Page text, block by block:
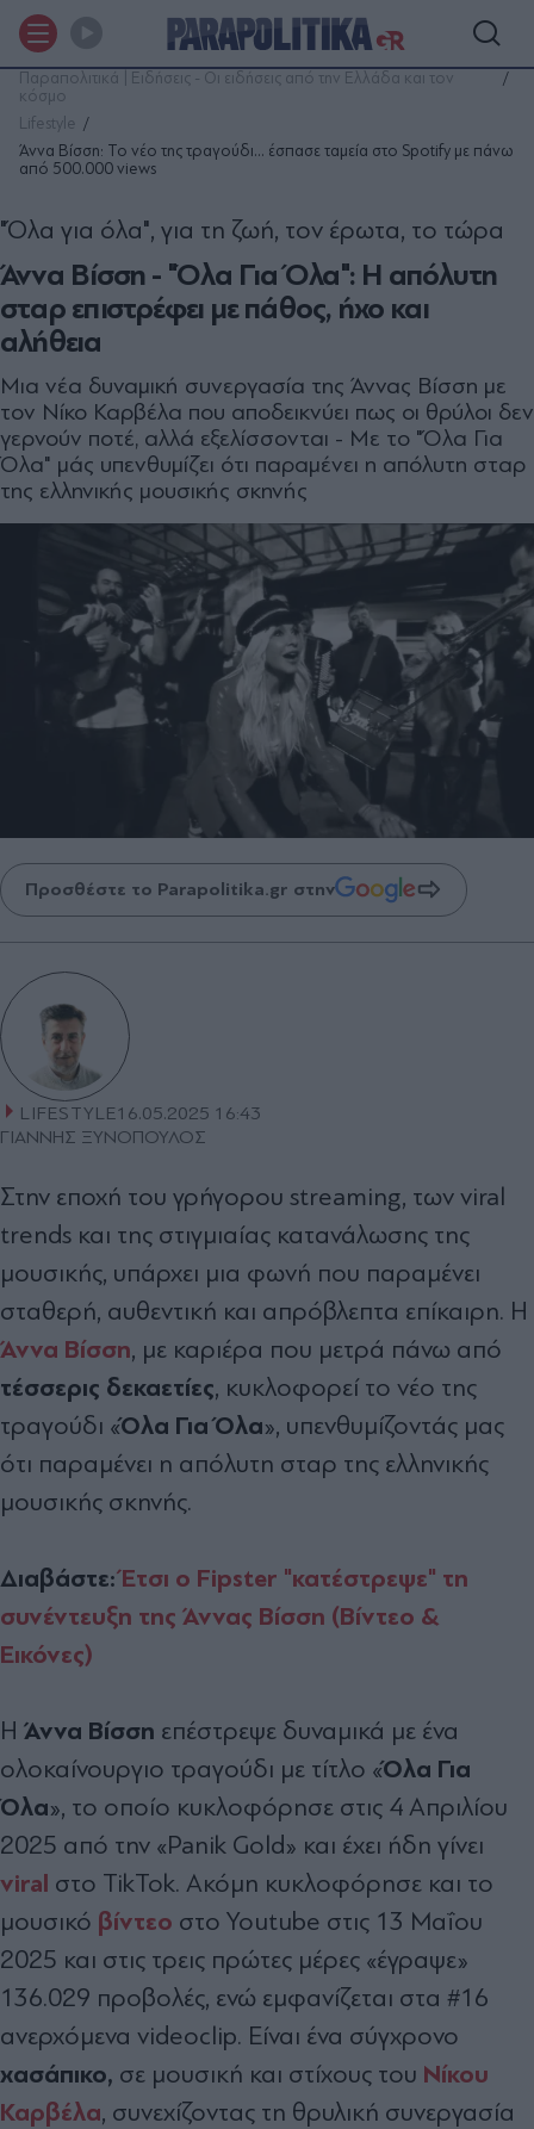
Παραπολιτικά | Ειδήσεις - Οι ειδήσεις από την Ελλάδα και τον
κόσμο
Lifestyle
Άννα Βίσση: Το νέο της τραγούδι... έσπασε ταμεία στο Spotify με πάνω
από 500.000 views
Άννα Βίσση - "Όλα Για Όλα": Η απόλυτη
σταρ επιστρέφει με πάθος, ήχο και
αλήθεια
"Όλα για όλα", για τη ζωή, τον έρωτα, το τώρα
Μια νέα δυναμική συνεργασία της Άννας Βίσση με
τον Νίκο Καρβέλα που αποδεικνύει πως οι θρύλοι δεν
γερνούν ποτέ, αλλά εξελίσσονται - Με το "Όλα Για
Όλα" μάς υπενθυμίζει ότι παραμένει η απόλυτη σταρ
της ελληνικής μουσικής σκηνής
Προσθέστε το Parapolitika.gr στην
LIFESTYLE16.05.2025 16:43
ΓΙΑΝΝΗΣ ΞΥΝΟΠΟΥΛΟΣ
Στην εποχή του γρήγορου streaming, των viral
trends και της στιγμιαίας κατανάλωσης της
μουσικής, υπάρχει μια φωνή που παραμένει
σταθερή, αυθεντική και απρόβλεπτα επίκαιρη. Η
Άννα Βίσση, με καριέρα που μετρά πάνω από
τέσσερις δεκαετίες, κυκλοφορεί το νέο της
τραγούδι «Όλα Για Όλα», υπενθυμίζοντάς μας
ότι παραμένει η απόλυτη σταρ της ελληνικής
μουσικής σκηνής.
Διαβάστε:Έτσι ο Fipster "κατέστρεψε" τη
συνέντευξη της Άννας Βίσση (Βίντεο &
Εικόνες)
Η Άννα Βίσση επέστρεψε δυναμικά με ένα
ολοκαίνουργιο τραγούδι με τίτλο «Όλα Για
Όλα», το οποίο κυκλοφόρησε στις 4 Απριλίου
2025 από την «Panik Gold» και έχει ήδη γίνει
viral στο TikTok. Ακόμη κυκλοφόρησε και το
μουσικό βίντεο στο Youtube στις 13 Μαΐου
2025 και στις τρεις πρώτες μέρες «έγραψε»
136.029 προβολές, ενώ εμφανίζεται στα #16
ανερχόμενα videoclip. Είναι ένα σύγχρονο
χασάπικο, σε μουσική και στίχους του Νίκου
Καρβέλα, συνεχίζοντας τη θρυλική συνεργασία